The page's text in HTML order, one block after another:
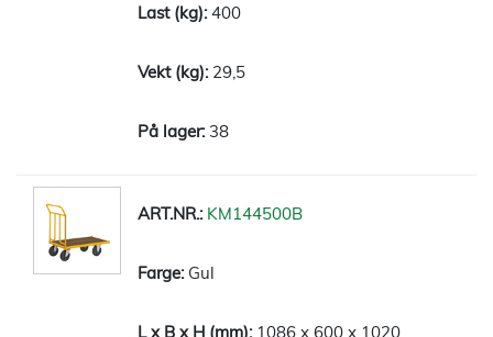
400
29,5
38
KM144500B
Gul
1086 x 600 x 1020